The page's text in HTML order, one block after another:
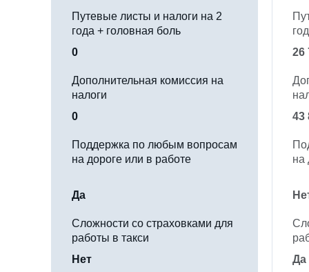
Путевые листы и налоги на 2
года + головная боль
0
Дополнительная комиссия на
налоги
0
Поддержка по любым вопросам
на дороге или в работе
Да
Сложности со страховками для
работы в такси
Нет
26
43
на
Да